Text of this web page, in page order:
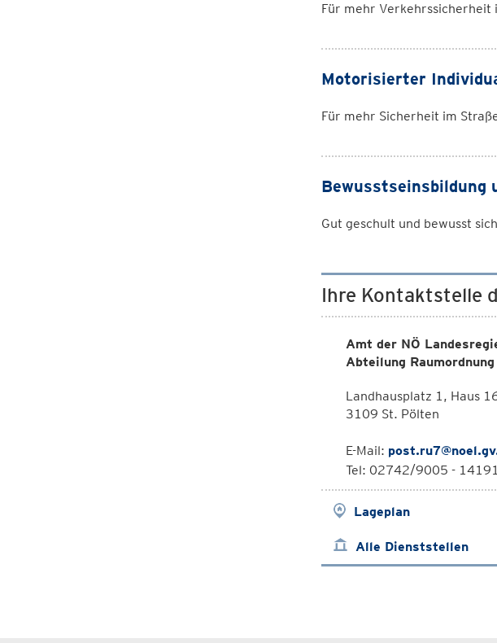
Für mehr
Motorisierter
Für mehr Sicherheit im
Bewusstseinsbildung
Gut geschult und bewusst
Ihre Kontaktstelle
Amt der NÖ
Abteilung
Landhausplatz 1, Haus
3109 St. Pölten
E-Mail:
Tel: 02742/9005 - 14191
Lageplan
Alle Dienststellen